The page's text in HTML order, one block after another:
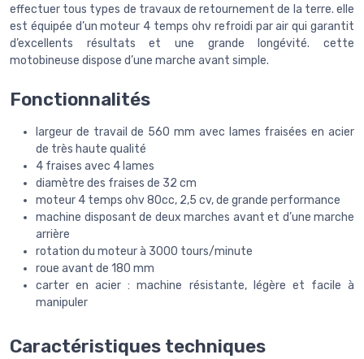
effectuer tous types de travaux de retournement de la terre. elle
est équipée d’un moteur 4 temps ohv refroidi par air qui garantit
d’excellents résultats et une grande longévité. cette
motobineuse dispose d’une marche avant simple.
Fonctionnalités
largeur de travail de 560 mm avec lames fraisées en acier
de très haute qualité
4 fraises avec 4 lames
diamètre des fraises de 32 cm
moteur 4 temps ohv 80cc, 2,5 cv, de grande performance
machine disposant de deux marches avant et d’une marche
arrière
rotation du moteur à 3000 tours/minute
roue avant de 180 mm
carter en acier : machine résistante, légère et facile à
manipuler
Caractéristiques techniques